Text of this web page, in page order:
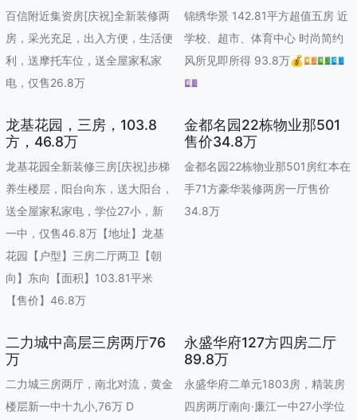
百信附近集资房[庆祝]全新装修两
房，采光充足，出入方便，生活便
利，送摩托车位，送全屋家私家
电，仅售26.8万
锦绣华景 142.81平方超值五房 近
学校、超市、体育中心 时尚简约
风所见即所得 93.8万💰💴💵💶
💷
龙基花园，三房，103.8
方，46.8万
龙基花园全新装修三房[庆祝]步梯
养生楼层，阳台向东，送大阳台，
送全屋家私家电，学位27小，新
一中，仅售46.8万【地址】龙基
花园【户型】三房二厅两卫【朝
向】东向【面积】103.81平米
【售价】46.8万
金都名园22栋物业那501
售价34.8万
金都名园22栋物业那501房红本在
手71方豪华装修两房一厅售价
34.8万
二力城中高层三房两厅76
万
二力城三房两厅，南北对流，黄金
楼层新一中十九小,76万 D
永盛华府127方四房二厅
89.8万
永盛华府二单元1803房，精装房
四房两厅南向·廉江一中27小学位